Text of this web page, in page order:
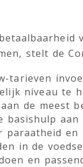
stelt de
tarieven
niveau te
de meest
paraatheid
in de
en